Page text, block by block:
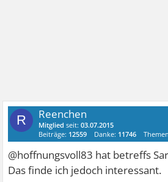
R Reenchen
Mitglied seit:03.07.2015
Beiträge: 12559 Danke: 11746
@hoffnungsvoll83 hat betreffs
Das finde ich jedoch interessant.